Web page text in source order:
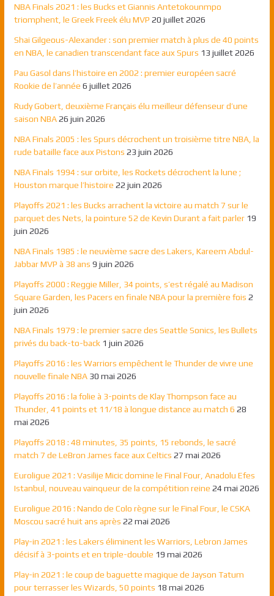
NBA Finals 2021 : les Bucks et Giannis Antetokounmpo
triomphent, le Greek Freek élu MVP 20 juillet 2026
Shai Gilgeous-Alexander : son premier match à plus de 40 points
en NBA, le canadien transcendant face aux Spurs 13 juillet 2026
Pau Gasol dans l’histoire en 2002 : premier européen sacré
Rookie de l’année 6 juillet 2026
Rudy Gobert, deuxième Français élu meilleur défenseur d’une
saison NBA 26 juin 2026
NBA Finals 2005 : les Spurs décrochent un troisième titre NBA, la
rude bataille face aux Pistons 23 juin 2026
NBA Finals 1994 : sur orbite, les Rockets décrochent la lune ;
Houston marque l’histoire 22 juin 2026
Playoffs 2021 : les Bucks arrachent la victoire au match 7 sur le
parquet des Nets, la pointure 52 de Kevin Durant a fait parler 19
juin 2026
NBA Finals 1985 : le neuvième sacre des Lakers, Kareem Abdul-
Jabbar MVP à 38 ans 9 juin 2026
Playoffs 2000 : Reggie Miller, 34 points, s’est régalé au Madison
Square Garden, les Pacers en finale NBA pour la première fois 2
juin 2026
NBA Finals 1979 : le premier sacre des Seattle Sonics, les Bullets
privés du back-to-back 1 juin 2026
Playoffs 2016 : les Warriors empêchent le Thunder de vivre une
nouvelle finale NBA 30 mai 2026
Playoffs 2016 : la folie à 3-points de Klay Thompson face au
Thunder, 41 points et 11/18 à longue distance au match 6 28
mai 2026
Playoffs 2018 : 48 minutes, 35 points, 15 rebonds, le sacré
match 7 de LeBron James face aux Celtics 27 mai 2026
Euroligue 2021 : Vasilije Micic domine le Final Four, Anadolu Efes
Istanbul, nouveau vainqueur de la compétition reine 24 mai 2026
Euroligue 2016 : Nando de Colo règne sur le Final Four, le CSKA
Moscou sacré huit ans après 22 mai 2026
Play-in 2021 : les Lakers éliminent les Warriors, Lebron James
décisif à 3-points et en triple-double 19 mai 2026
Play-in 2021 : le coup de baguette magique de Jayson Tatum
pour terrasser les Wizards, 50 points 18 mai 2026